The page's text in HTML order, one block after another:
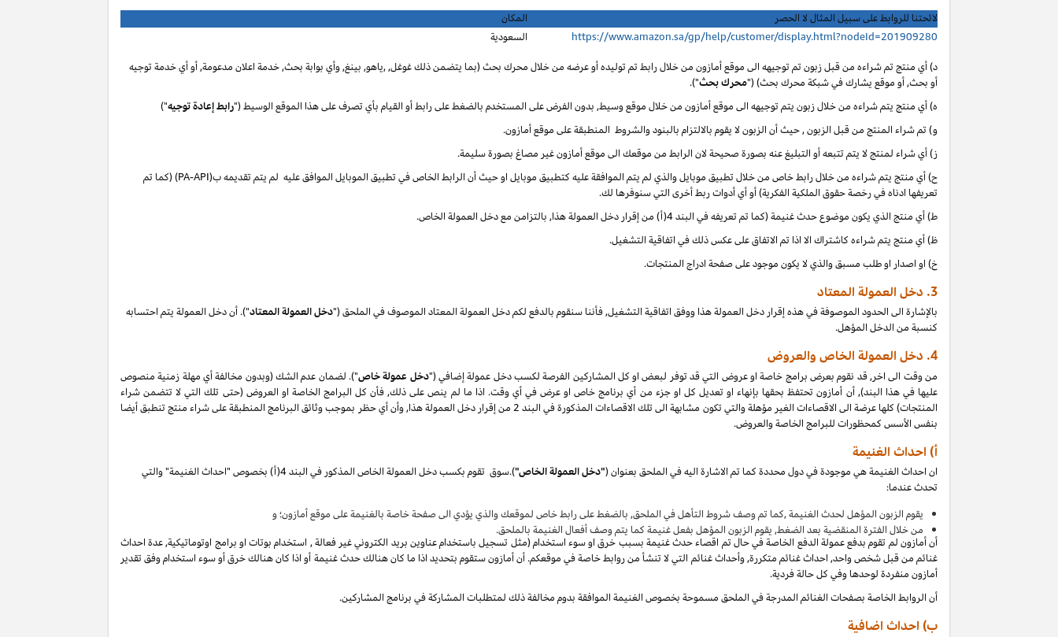
لائحتنا للروابط على سبيل المثال لا الحصر
المكان
https://www.amazon.sa/gp/help/customer/display.html?nodeId=201909280
السعودية
د) أي منتج تم شراءه من قبل زبون تم توجيهه الى موقع أمازون من خلال رابط تم توليده أو عرضه من خلال محرك بحث (بما يتضمن ذلك غوغل, ,ياهو, بينغ, وأي بوابة بحث, خدمة اعلان مدعومة, أو أي خدمة توجيه
أو بحث, أو موقع يشارك في شبكة محرك بحث) ("محرك بحث").
ه) أي منتج يتم شراءه من خلال زبون يتم توجيهه الى موقع أمازون من خلال موقع وسيط, بدون الفرض على المستخدم بالضغط على رابط أو القيام بأي تصرف على هذا الموقع الوسيط ("رابط إعادة توجيه")
و) تم شراء المنتج من قبل الزبون , حيث أن الزبون لا يقوم بالالتزام بالبنود والشروط المنطبقة على موقع أمازون.
ز) أي شراء لمنتج لا يتم تتبعه أو التبليغ عنه بصورة صحيحة لان الرابط من موقعك الى موقع أمازون غير مصاغ بصورة سليمة.
ح) أي منتج يتم شراءه من خلال رابط خاص من خلال تطبيق موبايل والذي لم يتم الموافقة عليه كتطبيق موبايل او حيث أن الرابط الخاص في تطبيق الموبايل الموافق عليه لم يتم تقديمه ب(PA-API) (كما تم
تعريفها ادناه في رخصة حقوق الملكية الفكرية) أو أي أدوات ربط أخرى التي سنوفرها لك.
ط) أي منتج الذي يكون موضوع حدث غنيمة (كما تم تعريفه في البند 4(أ) من إقرار دخل العمولة هذا, بالتزامن مع دخل العمولة الخاص.
ظ) أي منتج يتم شراءه كاشتراك الا اذا تم الاتفاق على عكس ذلك في اتفاقية التشغيل.
خ) او اصدار او طلب مسبق والذي لا يكون موجود على صفحة ادراج المنتجات.
3. دخل العمولة المعتاد
بالإشارة الى الحدود الموصوفة في هذه إقرار دخل العمولة هذا ووفق اتفاقية التشغيل, فأننا سنقوم بالدفع لكم دخل العمولة المعتاد الموصوف في الملحق ("دخل العمولة المعتاد"). أن دخل العمولة يتم احتسابه
كنسبة من الدخل المؤهل.
4. دخل العمولة الخاص والعروض
من وقت الى اخر, قد نقوم بعرض برامج خاصة او عروض التي قد توفر لبعض او كل المشاركين الفرصة لكسب دخل عمولة إضافي ("دخل عمولة خاص"). لضمان عدم الشك (وبدون مخالفة أي مهلة زمنية منصوص
عليها في هذا البند), أن أمازون تحتفظ بحقها بإنهاء او تعديل كل او جزء من أي برنامج خاص او عرض في أي وقت. اذا ما لم ينص على ذلك, فأن كل البرامج الخاصة او العروض (حتى تلك التي لا تتضمن شراء
المنتجات) كلها عرضة الى الاقصاءات الغير مؤهلة والتي تكون مشابهة الى تلك الاقصاءات المذكورة في البند 2 من إقرار دخل العمولة هذا, وأن أي حظر بموجب وثائق البرنامج المنطبقة على شراء منتج تنطبق أيضا
بنفس الأسس كمحظورات للبرامج الخاصة والعروض.
أ) احداث الغنيمة
ان احداث الغنيمة هي موجودة في دول محددة كما تم الاشارة اليه في الملحق بعنوان("دخل العمولة الخاص")
.سوق
تقوم بكسب دخل العمولة الخاص المذكور في البند 4(أ) بخصوص "احداث الغنيمة" والتي
تحدث عندما:
يقوم الزبون المؤهل لحدث الغنيمة ,كما تم وصف شروط التأهل في الملحق, بالضغط على رابط خاص لموقعك والذي يؤدي الى صفحة خاصة بالغنيمة على موقع أمازون؛ و
منخلال الفترة المنقضية بعد الضغط, يقوم الزبون المؤهل بفعل غنيمة كما يتم وصف أفعال الغنيمة بالملحق.
أن أمازون لم تقوم بدفع عمولة الدفع الخاصة في حال تم اقصاء حدث غنيمة بسبب خرق او سوء استخدام (مثل تسجيل باستخدام عناوين بريد الكتروني غير فعالة , استخدام بوتات او برامج اوتوماتيكية, عدة احداث
غنائم من قبل شخص واحد, احداث غنائم متكررة, وأحداث غنائم التي لا تنشأ من روابط خاصة في موقعكم. أن أمازون ستقوم بتحديد اذا ما كان هنالك حدث غنيمة أو اذا كان هنالك خرق أو سوء استخدام وفق تقدير
أمازون منفردة لوحدها وفي كل حالة فردية.
أن الروابط الخاصة بصفحات الغنائم المدرجة في الملحق مسموحة بخصوص الغنيمة الموافقة بدوم مخالفة ذلك لمتطلبات المشاركة في برنامج المشاركين.
ب) احداث اضافية